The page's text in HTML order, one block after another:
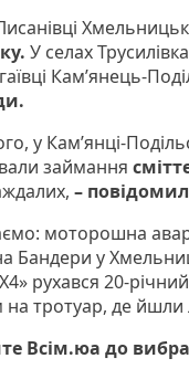
У селах
Кам’янець-
у Кам’янці-
займання
–
моторошна
Бандери у
рухався 20-
на тротуар, де йшли
Всім.юа до